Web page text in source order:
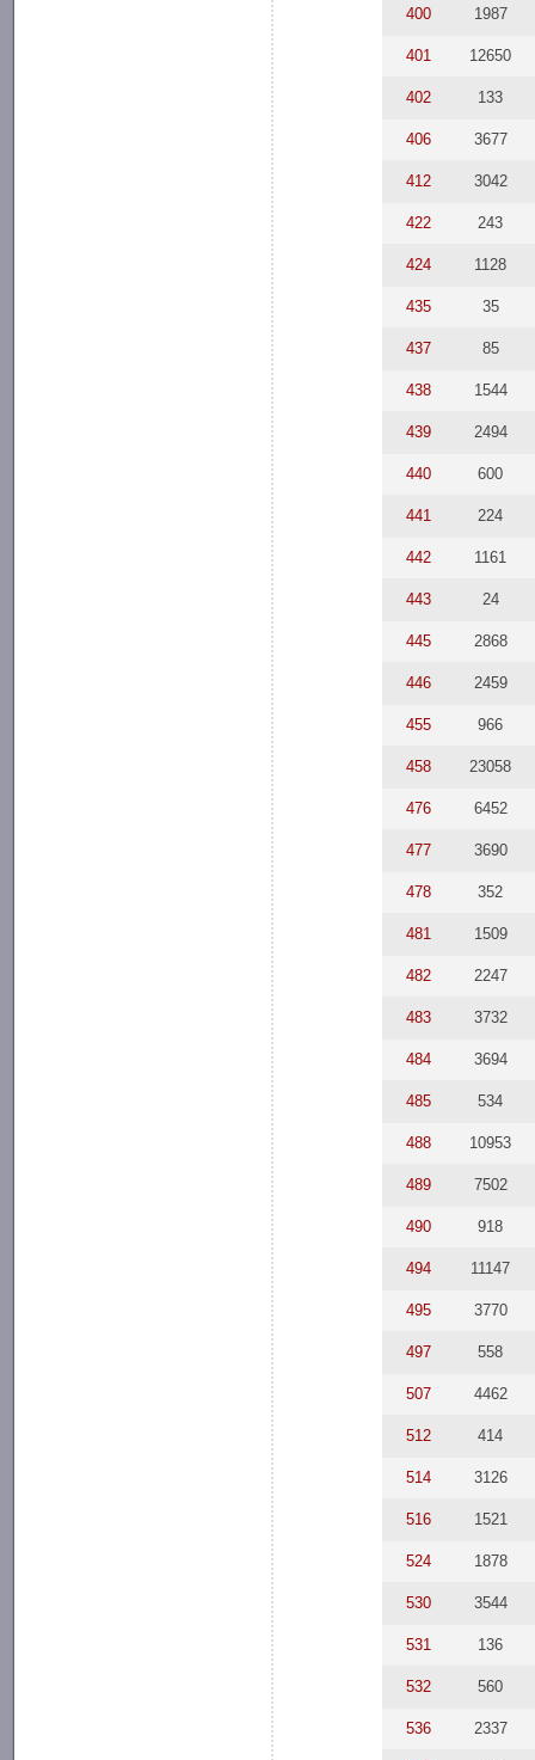
400 1987
401 12650
402 133
406 3677
412 3042
422 243
424 1128
435 35
437 85
438 1544
439 2494
440 600
441 224
442 1161
443 24
445 2868
446 2459
455 966
458 23058
476 6452
477 3690
478 352
481 1509
482 2247
483 3732
484 3694
485 534
488 10953
489 7502
490 918
494 11147
495 3770
497 558
507 4462
512 414
514 3126
516 1521
524 1878
530 3544
531 136
532 560
536 2337